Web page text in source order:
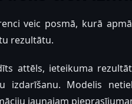
veic posmā, kurā
rezultātu.
attēls, ieteikuma
izdarīšanu. Modelis
jaunajam